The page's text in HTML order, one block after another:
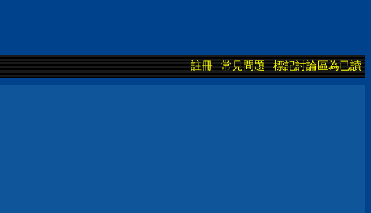
註冊 常見問題 標記討論區為已讀